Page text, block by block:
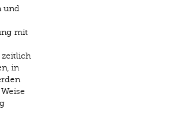
und
mit
zeitlich
in